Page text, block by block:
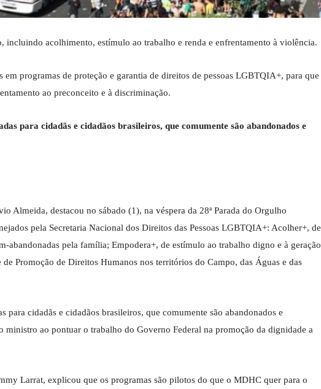
incluindo acolhimento, estímulo ao trabalho e renda e enfrentamento à violência.
programas de proteção e garantia de direitos de pessoas LGBTQIA+, para que
ao preconceito e à discriminação.
para cidadãs e cidadãos brasileiros, que comumente são abandonados e
Almeida, destacou no sábado (1), na véspera da 28ª Parada do Orgulho
pela Secretaria Nacional dos Direitos das Pessoas LGBTQIA+: Acolher+, de
abandonadas pela família; Empodera+, de estímulo ao trabalho digno e à geração
Promoção de Direitos Humanos nos territórios do Campo, das Águas e das
cidadãs e cidadãos brasileiros, que comumente são abandonados e
ministro ao pontuar o trabalho do Governo Federal na promoção da dignidade a
Larrat, explicou que os programas são pilotos do que o MDHC quer para o